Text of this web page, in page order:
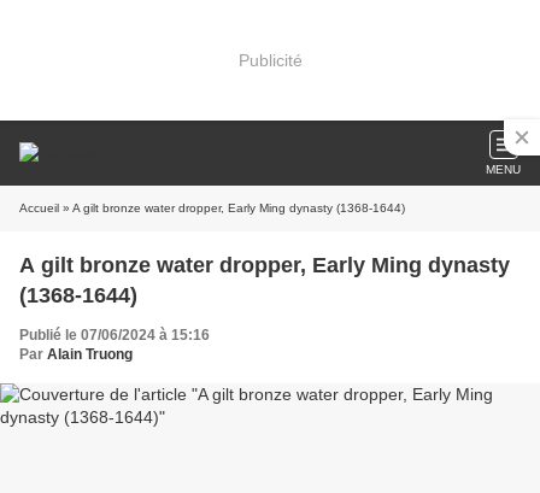
Publicité
MENU
Accueil » A gilt bronze water dropper, Early Ming dynasty (1368-1644)
A gilt bronze water dropper, Early Ming dynasty
(1368-1644)
Publié le 07/06/2024 à 15:16
Par Alain Truong